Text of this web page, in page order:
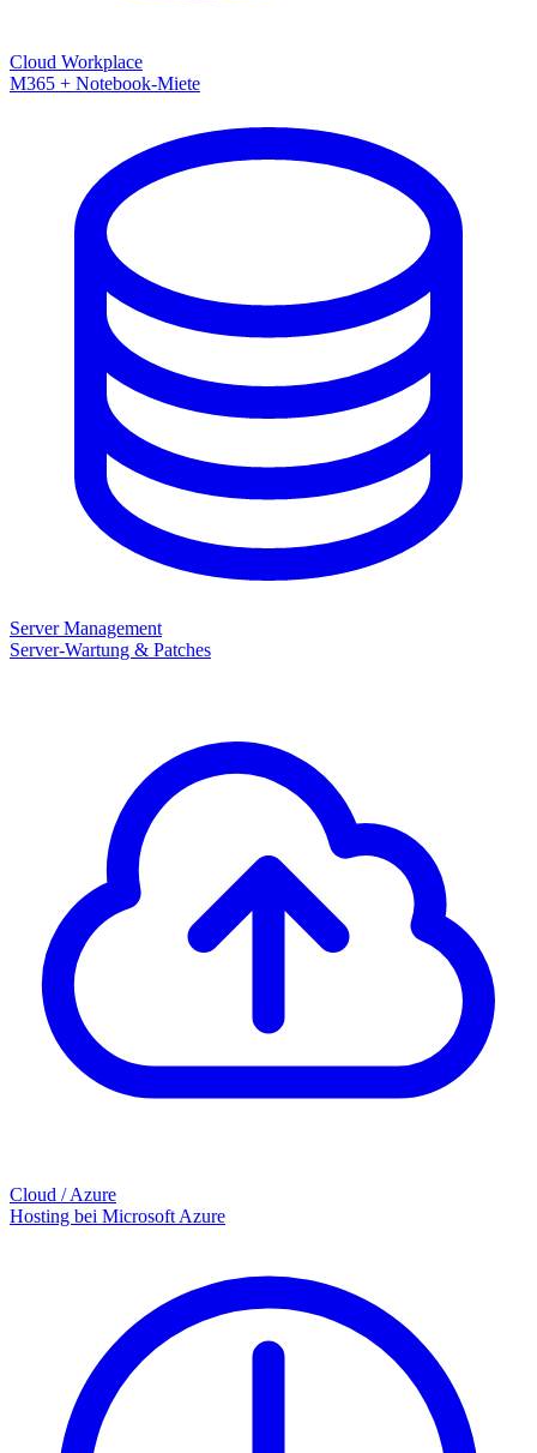
Cloud Workplace
M365 + Notebook-Miete
Server Management
Server-Wartung & Patches
Cloud / Azure
Hosting bei Microsoft Azure